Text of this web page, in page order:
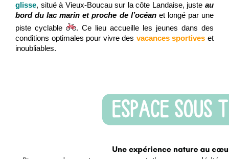
glisse, situé à Vieux-Boucau sur la côte Landaise, juste au
bord du lac marin et proche de l’océanet longé par une
piste cyclable
. Ce lieu accueille les jeunes dans des
conditions optimales pour vivre des vacances sportives et
inoubliables.